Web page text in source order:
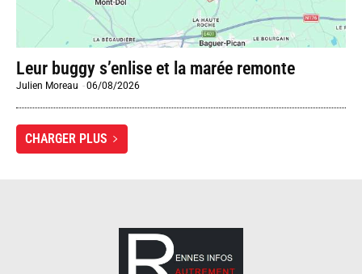
Leur buggy s’enlise et la marée remonte
Julien Moreau -06/08/2026
CHARGER PLUS